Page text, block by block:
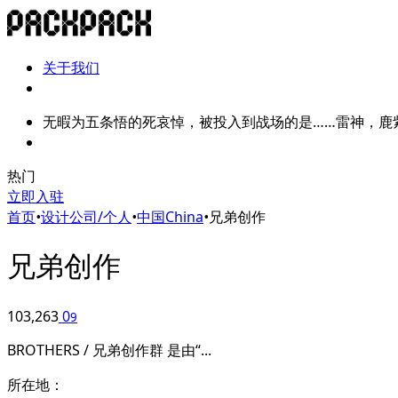
关于我们
无暇为五条悟的死哀悼，被投入到战场的是……雷神，鹿
热门
立即入驻
首页•设计公司/个人•中国China•兄弟创作
兄弟创作
103,26309
BROTHERS / 兄弟创作群 是由“...
所在地：